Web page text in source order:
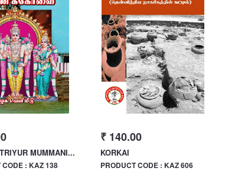
MUMMANI...
CODE : KAZ 138
₹ 140.00
KORKAI
PRODUCT CODE : KAZ 606